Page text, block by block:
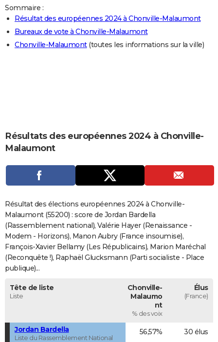
LIFESTYLE
Art de vivre
Bien-être
Loisirs
Mode
Modes de vie
SANTE
Alimentation
Guide de la santé
Maladies
Médicaments
Sommeil
VOYAGE
Carte de Noël
Carte Bonne année
Carte Saint-Valentin
Carte Pâques
Carte d'anniversaire
COPAINS D'AVANT
AVIS DE DÉCÈS
FORUM
Bricolage
Lifestyle
Culture
Sport
Auto
Television
Voyage
Cinema
Sommaire :
Résultat des européennes 2024 à Chonville-Malaumont
Bureaux de vote à Chonville-Malaumont
Chonville-Malaumont(toutes les informations sur la ville)
Résultats des européennes 2024 à Chonville-
Malaumont
Résultat des élections européennes 2024 à Chonville-
Malaumont (55200) : score de Jordan Bardella
(Rassemblement national), Valérie Hayer (Renaissance -
Modem - Horizons), Manon Aubry (France insoumise),
François-Xavier Bellamy (Les Républicains), Marion Maréchal
(Reconquête !), Raphaël Glucksmann (Parti socialiste - Place
publique)...
Tête de liste
Liste
Chonville-
Malaumo
nt
% des voix
Élus
(France)
Jordan Bardella
Liste du Rassemblement National
56,57% 30 élus